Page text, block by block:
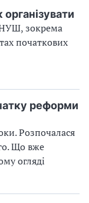
НУШ, зокрема
початкових
реформи
Розпочалася
Що вже
огляді